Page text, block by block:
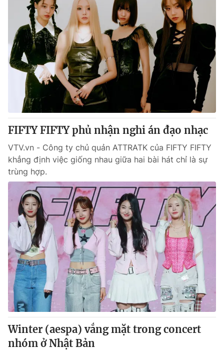
FIFTY FIFTY phủ nhận nghi án đạo nhạc
VTV.vn - Công ty chủ quản ATTRATK của FIFTY FIFTY
khẳng định việc giống nhau giữa hai bài hát chỉ là sự
trùng hợp.
Winter (aespa) vắng mặt trong concert
nhóm ở Nhật Bản